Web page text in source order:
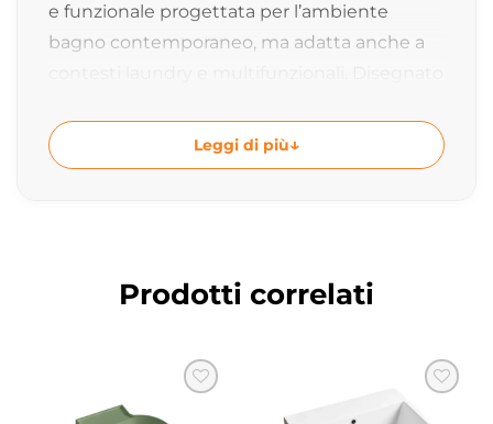
e funzionale progettata per l’ambiente
bagno contemporaneo, ma adatta anche a
alta qualità, questo elemento combina
praticità, resistenza e design essenziale
d’arredo.
La collezione MEG11PRO interpreta il
lavabo/lavatoio in chiave moderna, con linee
Leggi di più
Prodotti correlati